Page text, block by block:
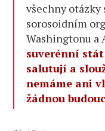
všechny
sorosoidním
Washingtonu a
suverénní
salutují a
nemáme ani
žádnou